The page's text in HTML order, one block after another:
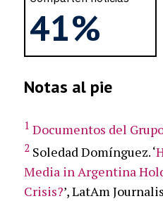
41%
Notas al pie
1 Documentos del
2Soledad Domínguez. ‘
Media in Argentina
Crisis?’, LatAm